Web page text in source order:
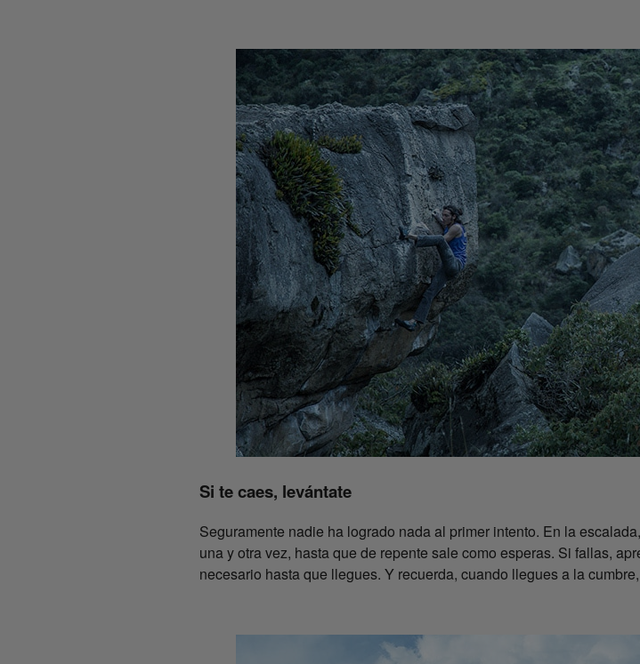
Si te caes, levántate
Seguramente nadie ha logrado nada al primer intento. En la
una y otra vez, hasta que de repente sale como esperas. Si fallas,
necesario hasta que llegues. Y recuerda, cuando llegues a la